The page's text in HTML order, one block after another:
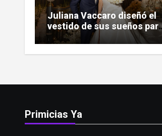
Juliana Vaccaro diseñó el
vestido de sus sueños
su boda con Maurício
Prado
Primicias Ya